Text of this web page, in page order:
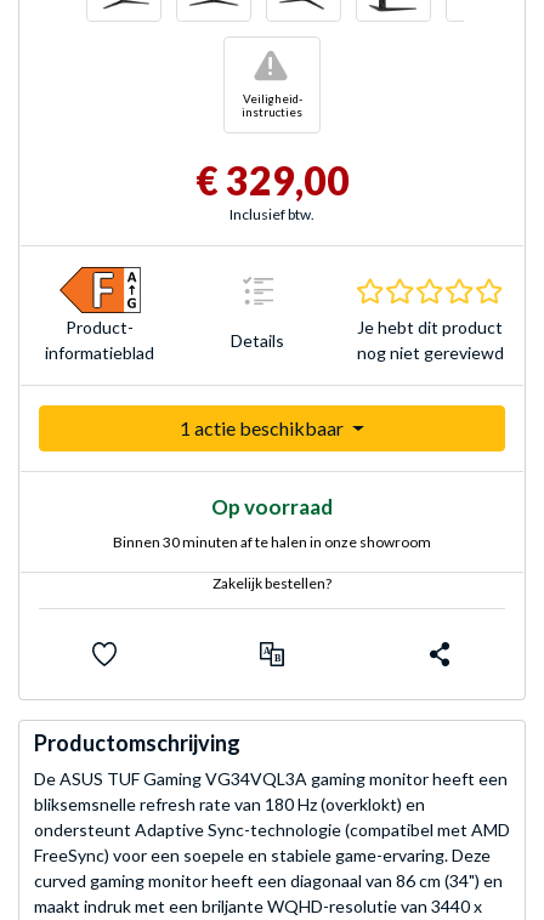
Veiligheid-
instructies
!
€ 329,00
Inclusief btw.
Product­
informatieblad
Details
Je hebt dit product
nog niet gereviewd
1 actie beschikbaar
Op voorraad
Binnen 30 minuten af te halen in onze showroom
Zakelijk bestellen?
Productomschrijving
De ASUS TUF Gaming VG34VQL3A gaming monitor heeft een
bliksemsnelle refresh rate van 180 Hz (overklokt) en
ondersteunt Adaptive Sync-technologie (compatibel met AMD
FreeSync) voor een soepele en stabiele game-ervaring. Deze
curved gaming monitor heeft een diagonaal van 86 cm (34") en
maakt indruk met een briljante WQHD-resolutie van 3440 x